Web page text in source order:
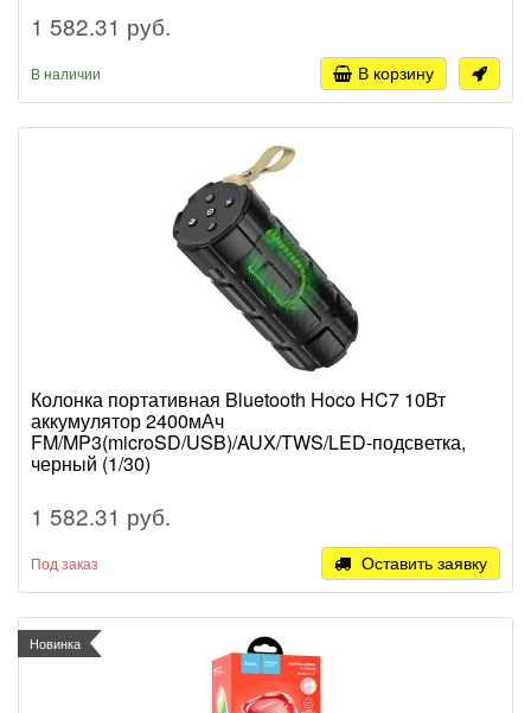
1 582.31 руб.
В наличии В корзину
Колонка портативная Bluetooth Hoco HC7 10Вт
аккумулятор 2400мАч
FM/MP3(microSD/USB)/AUX/TWS/LED-подсветка,
черный (1/30)
1 582.31 руб.
Под заказ Оставить заявку
Новинка